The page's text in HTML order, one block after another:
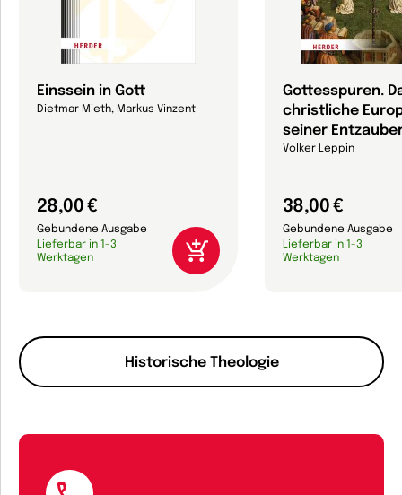
Historische Theologie
Einssein in Gott
Dietmar Mieth, Markus Vinzent
28,00 €
Gebundene Ausgabe
Lieferbar in 1-3
Werktagen
Gottesspuren.
christliche
seiner
Volker Leppin
38,00 €
Gebundene Ausgabe
Lieferbar in 1-3
Werktagen